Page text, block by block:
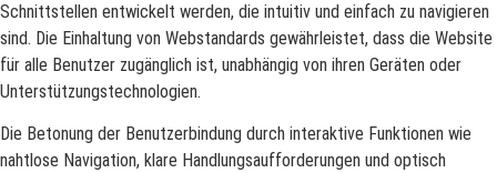
Schnittstellen entwickelt werden, die intuitiv und einfach zu navigieren
sind. Die Einhaltung von Webstandards gewährleistet, dass die Website
für alle Benutzer zugänglich ist, unabhängig von ihren Geräten oder
Unterstützungstechnologien.
Die Betonung der Benutzerbindung durch interaktive Funktionen wie
nahtlose Navigation, klare Handlungsaufforderungen und optisch